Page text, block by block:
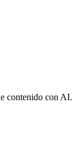
contenido con AI.